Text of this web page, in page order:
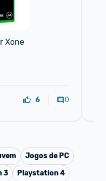
Xone
6 0
Jogos de PC
3
Playstation 4